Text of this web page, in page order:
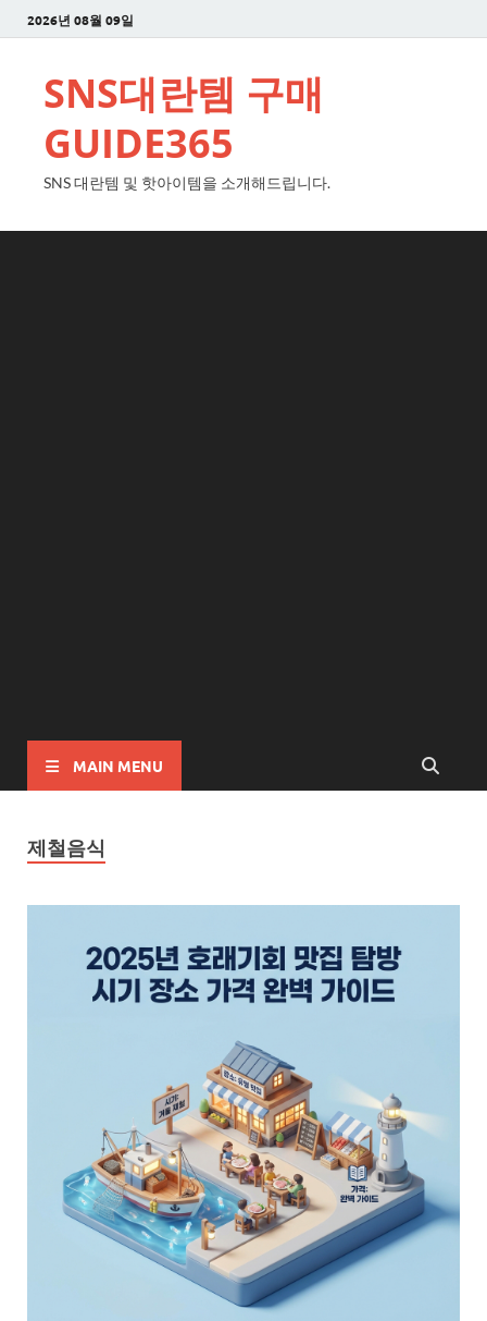
2026년 08월 09일
SNS대란템 구매
GUIDE365
SNS 대란템 및 핫아이템을 소개해드립니다.
MAIN MENU
제철음식